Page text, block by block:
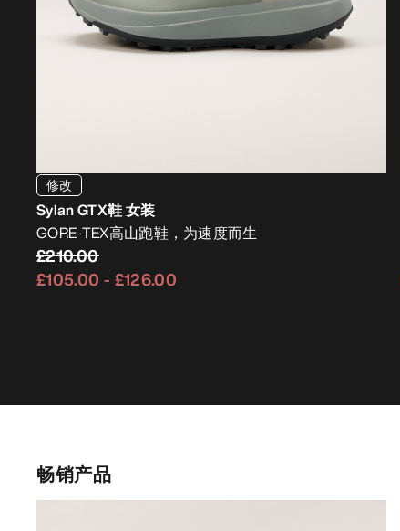
修改
Sylan GTX鞋 女装
GORE-TEX高山跑鞋，为速度而生
£210.00
£105.00 - £126.00
畅销产品